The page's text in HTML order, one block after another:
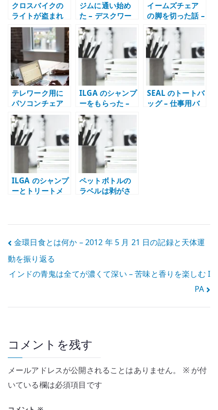
クロスバイクの
ライトが盗まれ
る – 取り外し式
ライトと盗難対
策
ジムに通い始め
た – デスクワー
クの体を動かす
習慣を作る
イームズチェア
の脚を切った話 –
座面高さが合わ
ない椅子を調整
した記録
テレワーク用に
パソコンチェア
を買い替えた理
由
ILGA のシャンプ
ーをもらった –
美容室のサンプ
ルで日用品の相
性に気づいた記
録
SEAL のトートバ
ッグ – 仕事用バ
ILGA のシャンプ
ーとトリートメ
ったヘアケア用
ペットボトルの
ラベルは剥がさ
から考えたこと
投
稿
ナ
ビ
ー
シ
ョ
ン
金環日食とは何か – 2012 年 5 月 21 日の記録と天体運
動を振り返る
インドの青鬼は全てが濃くて深い – 苦味と香りを楽しむ I
PA
コメントを残す
メールアドレスが公開されることはありません。 ※が付
いている欄は必須項目です